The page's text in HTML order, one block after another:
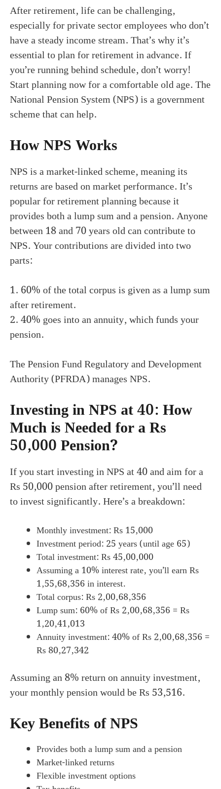
After retirement, life can be challenging,
especially for private sector employees who don’t
have a steady income stream. That’s why it’s
essential to plan for retirement in advance. If
you’re running behind schedule, don’t worry!
Start planning now for a comfortable old age. The
National Pension System (NPS) is a government
scheme that can help.
How NPS Works
NPS is a market-linked scheme, meaning its
returns are based on market performance. It’s
popular for retirement planning because it
provides both a lump sum and a pension. Anyone
between 18 and 70 years old can contribute to
NPS. Your contributions are divided into two
parts:
1. 60% of the total corpus is given as a lump sum
after retirement.
2. 40% goes into an annuity, which funds your
pension.
The Pension Fund Regulatory and Development
Authority (PFRDA) manages NPS.
Investing in NPS at 40: How
Much is Needed for a Rs
50,000 Pension?
If you start investing in NPS at 40 and aim for a
Rs 50,000 pension after retirement, you’ll need
to invest significantly. Here’s a breakdown:
Monthly investment: Rs 15,000
Investment period: 25 years (until age 65)
Total investment: Rs 45,00,000
Assuming a 10% interest rate, you’ll earn Rs
1,55,68,356 in interest.
Total corpus: Rs 2,00,68,356
Lump sum: 60% of Rs 2,00,68,356 = Rs
1,20,41,013
Annuity investment: 40% of Rs 2,00,68,356 =
Rs 80,27,342
Assuming an 8% return on annuity investment,
your monthly pension would be Rs 53,516.
Key Benefits of NPS
Provides both a lump sum and a pension
Market-linked returns
Flexible investment options